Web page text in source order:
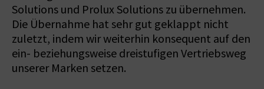
Solutions und Prolux Solutions zu übernehmen.
Die Übernahme hat sehr gut geklappt nicht
zuletzt, indem wir weiterhin konsequent auf den
ein- beziehungsweise dreistufigen Vertriebsweg
unserer Marken setzen.